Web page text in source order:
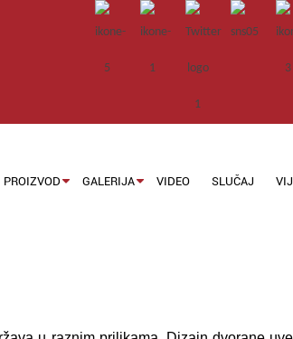
PROIZVOD GALERIJA VIDEO SLUČAJ